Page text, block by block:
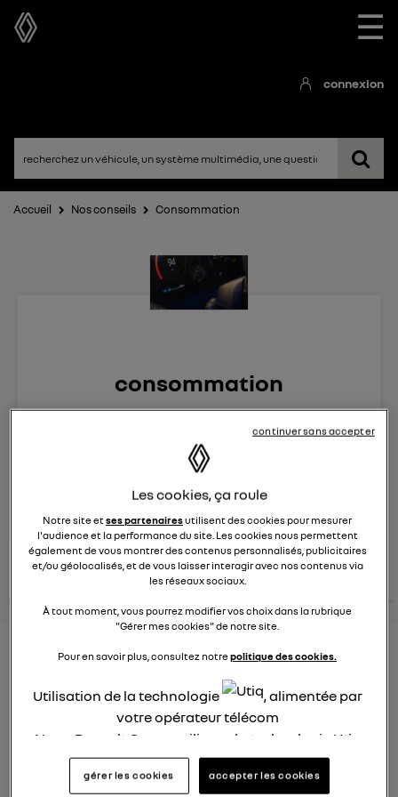
☰
connexion
Accueil Nos conseils Consommation
consommation
12:51
Véhicules
posez une question
conseils Renault
consultez les
conseils
similaires
voir tous les
Consommation carburant
voiture hybride
Ghislaine53
12:50
Bonjour
Les cookies, ça roule
Notre site etses partenairesutilisent des cookies pour mesurer
l'audience et la performance du site. Les cookies nous permettent
également de vous montrer des contenus personnalisés, publicitaires
et/ou géolocalisés, et de vous laisser interagir avec nos contenus via
les réseaux sociaux.
À tout moment, vous pourrez modifier vos choix dans la rubrique
"Gérer mes cookies" de notre site.
Pour en savoir plus, consultez notrepolitique des cookies.
Utilisation de la technologie
, alimentée par
votre opérateur télécom
Nous, Renault Group, utilisons la technologie Utiq
pour nos activités digitales (telles que décrites
dans cette notice de consentement) et liées à
gérer les cookies accepter les cookies
continuer sans accepter